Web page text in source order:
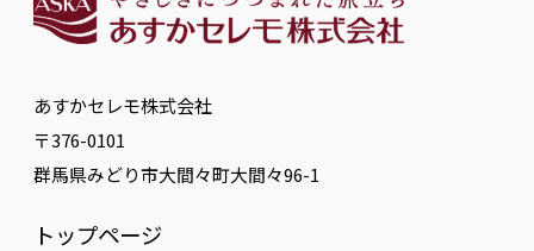
あすかセレモ株式会社
〒376-0101
群馬県みどり市大間々町大間々96-1
トップページ